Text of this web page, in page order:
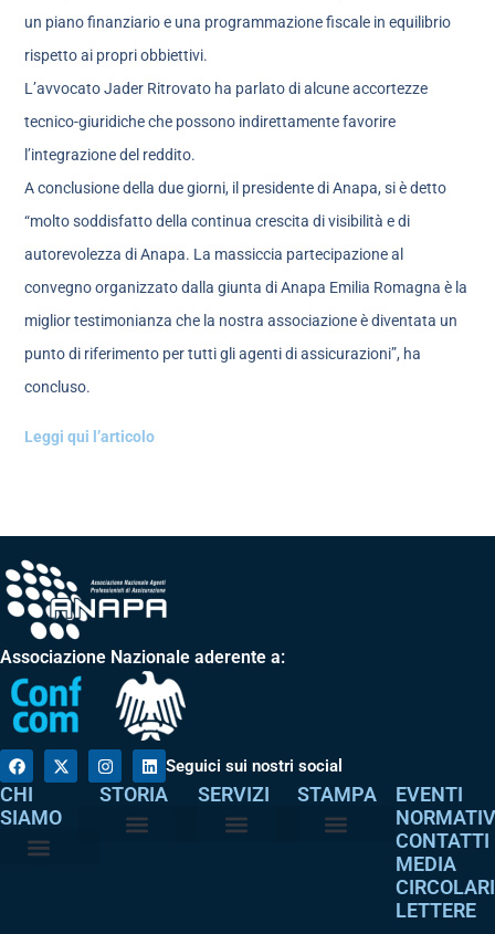
un piano finanziario e una programmazione fiscale in equilibrio
rispetto ai propri obbiettivi.
L’avvocato Jader Ritrovato ha parlato di alcune accortezze
tecnico-giuridiche che possono indirettamente favorire
l’integrazione del reddito.
A conclusione della due giorni, il presidente di Anapa, si è detto
“molto soddisfatto della continua crescita di visibilità e di
autorevolezza di Anapa. La massiccia partecipazione al
convegno organizzato dalla giunta di Anapa Emilia Romagna è la
miglior testimonianza che la nostra associazione è diventata un
punto di riferimento per tutti gli agenti di assicurazioni”, ha
concluso.
Leggi qui l’articolo
Associazione Nazionale aderente a:
Seguici sui nostri social
CHI
SIAMO
STORIA SERVIZI STAMPA
EVENTI
CONTATTI
MEDIA
CIRCOLARI
LETTERE